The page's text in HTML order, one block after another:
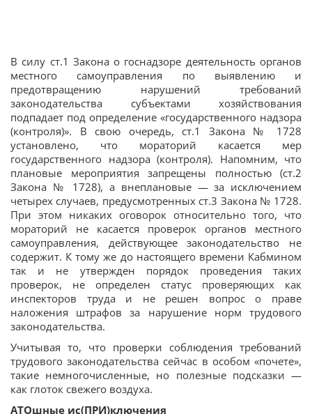
В силу ст.1 Закона о госнадзоре деятельность органов
местного самоуправления по выявлению и
предотвращению нарушений требований
законодательства субъектами хозяйствования
подпадает под определение «государственного надзора
(контроля)». В свою очередь, ст.1 Закона № 1728
установлено, что мораторий касается мер
государственного надзора (контроля). Напомним, что
плановые мероприятия запрещены полностью (ст.2
Закона № 1728), а внеплановые — за исключением
четырех случаев, предусмотренных ст.3 Закона № 1728.
При этом никаких оговорок относительно того, что
мораторий не касается проверок органов местного
самоуправления, действующее законодательство не
содержит. К тому же до настоящего времени Кабмином
так и не утвержден порядок проведения таких
проверок, не определен статус проверяющих как
инспекторов труда и не решен вопрос о праве
наложения штрафов за нарушение норм трудового
законодательства.
Учитывая то, что проверки соблюдения требований
трудового законодательства сейчас в особом «почете»,
такие немногочисленные, но полезные подсказки —
как глоток свежего воздуха.
АТОшные ис(ПРИ)ключения